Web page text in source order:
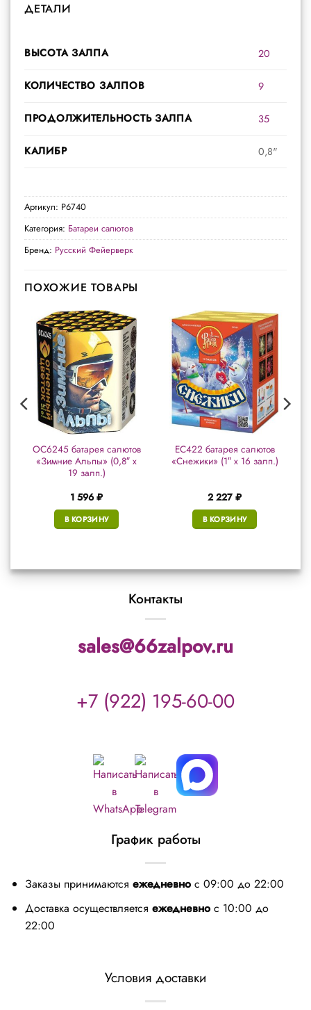
ДЕТАЛИ
ВЫСОТА ЗАЛПА 20
КОЛИЧЕСТВО ЗАЛПОВ 9
ПРОДОЛЖИТЕЛЬНОСТЬ ЗАЛПА 35
КАЛИБР 0,8"
Артикул: Р6740
Категория: Батареи салютов
Бренд: Русский Фейерверк
ПОХОЖИЕ ТОВАРЫ
ОС6245 батарея салютов
«Зимние Альпы» (0,8″ х
19 залп.)
1 596₽
В КОРЗИНУ
ЕС422 батарея салютов
«Снежики» (1″ х 16 залп.)
2 227 ₽
В КОРЗИНУ
Контакты
sales@66zalpov.ru
+7 (922) 195-60-00
График работы
Заказы принимаются ежедневнос 09:00 до 22:00
Доставка осуществляется ежедневнос 10:00 до
22:00
Условия доставки